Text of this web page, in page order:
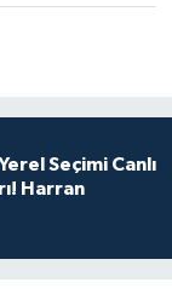
Seçimi Canlı
Harran